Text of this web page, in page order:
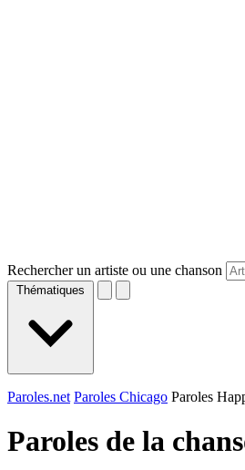
Rechercher un artiste ou une chanson
Thématiques
Paroles.net Paroles Chicago Paroles
Paroles de la